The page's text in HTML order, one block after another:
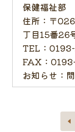
保健福祉部
住所： 〒
丁目15番26
TEL：
FAX：
お知らせ：